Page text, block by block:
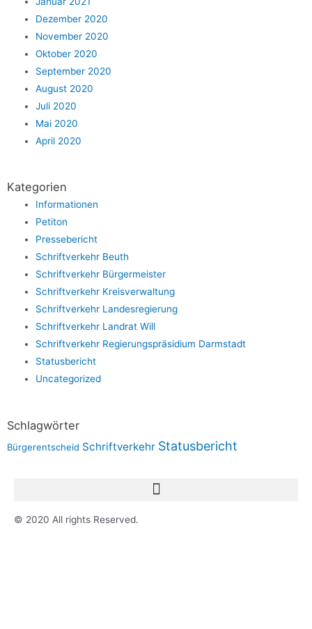
Dezember 2020
November 2020
Oktober 2020
September 2020
August 2020
Juli 2020
Mai 2020
April 2020
Kategorien
Informationen
Petiton
Pressebericht
Schriftverkehr Beuth
Schriftverkehr Bürgermeister
Schriftverkehr Kreisverwaltung
Schriftverkehr Landesregierung
Schriftverkehr Landrat Will
Schriftverkehr Regierungspräsidium Darmstadt
Statusbericht
Uncategorized
Schlagwörter
Bürgerentscheid Schriftverkehr Statusbericht
© 2020 All rights Reserved.